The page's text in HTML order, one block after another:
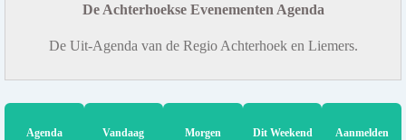
De Achterhoekse Evenementen Agenda
De Uit-Agenda van de Regio Achterhoek en Liemers.
Agenda Vandaag Morgen Dit Weekend Aanmelden